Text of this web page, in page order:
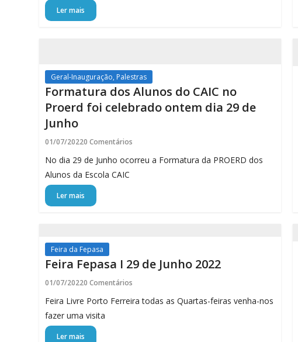
Ler mais
Geral-Inauguração, Palestras
Formatura dos Alunos do CAIC no
Proerd foi celebrado ontem dia 29 de
Junho
01/07/20220 Comentários
No dia 29 de Junho ocorreu a Formatura da PROERD dos
Alunos da Escola CAIC
Ler mais
Feira da Fepasa
Feira Fepasa I 29 de Junho 2022
01/07/20220 Comentários
Feira Livre Porto Ferreira todas as Quartas-feiras venha-nos
fazer uma visita
Ler mais